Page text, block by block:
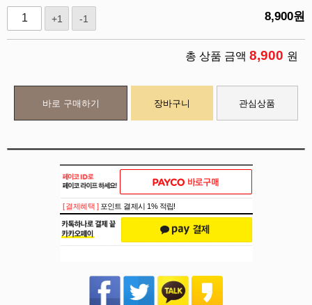
+1 -1 8,900원
총 상품 금액 8,900 원
바로 구매하기 장바구니 관심상품
[ 결제혜택 ] 포인트 결제시 1% 적립!